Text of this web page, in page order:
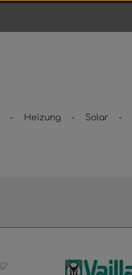
Heizung Solar